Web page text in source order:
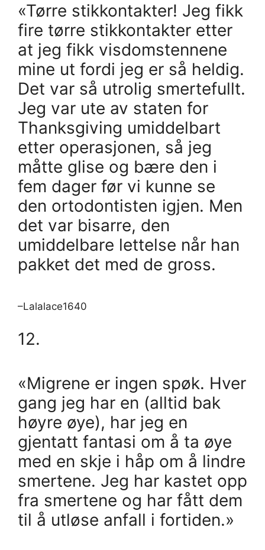
«Tørre stikkontakter! Jeg fikk
fire tørre stikkontakter etter
at jeg fikk visdomstennene
mine ut fordi jeg er så heldig.
Det var så utrolig smertefullt.
Jeg var ute av staten for
Thanksgiving umiddelbart
etter operasjonen, så jeg
måtte glise og bære den i
fem dager før vi kunne se
den ortodontisten igjen. Men
det var bisarre, den
umiddelbare lettelse når han
pakket det med de gross.
–Lalalace1640
12.
«Migrene er ingen spøk. Hver
gang jeg har en (alltid bak
høyre øye), har jeg en
gjentatt fantasi om å ta øye
med en skje i håp om å lindre
smertene. Jeg har kastet opp
fra smertene og har fått dem
til å utløse anfall i fortiden.»